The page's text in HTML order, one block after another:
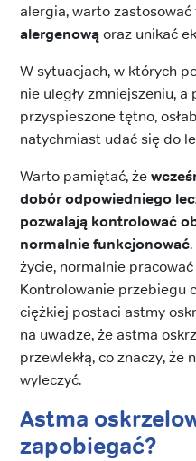
alergia, warto zastosować
alergenowąoraz unikać
W sytuacjach, w których
nie uległy zmniejszeniu,
przyspieszone tętno,
natychmiast udać się do
Warto pamiętać, że
dobór odpowiedniego
pozwalają kontrolować
normalnie funkcjonować
życie, normalnie
Kontrolowanie przebiegu
ciężkiej postaci astmy
na uwadze, że astma
przewlekłą, co znaczy, że
wyleczyć.
Astma
zapobiegać?